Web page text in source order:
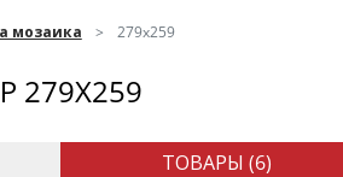
мозаика 279x259
279X259
ТОВАРЫ (6)